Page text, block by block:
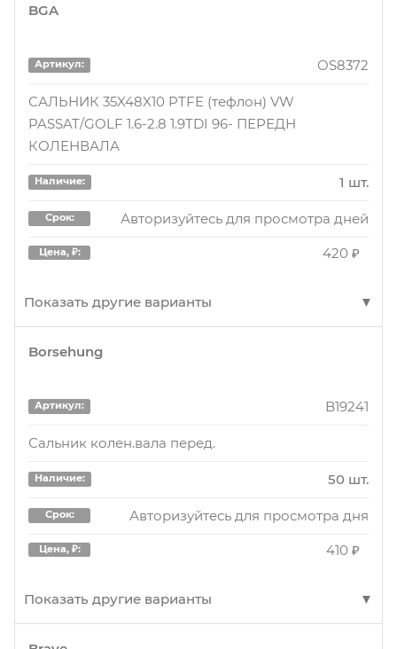
BGA
Артикул: OS8372
САЛЬНИК 35X48X10 PTFE (тефлон) VW
PASSAT/GOLF 1.6-2.8 1.9TDI 96- ПЕРЕДН
КОЛЕНВАЛА
Наличие: 1 шт.
Срок: Авторизуйтесь для просмотра дней
Цена, ₽: 420 ₽
Показать другие варианты
Артикул:
Skoda Oktavia, VW Golf/Passat 1.4/1.6 03>
Наличие:
Срок: Авторизуйтесь для просмотра дня
Цена, ₽: 10840 ₽
Borsehung
Артикул: B19241
Сальник колен.вала перед.
Наличие: 50 шт.
Срок: Авторизуйтесь для просмотра дня
Цена, ₽: 410 ₽
Показать другие варианты